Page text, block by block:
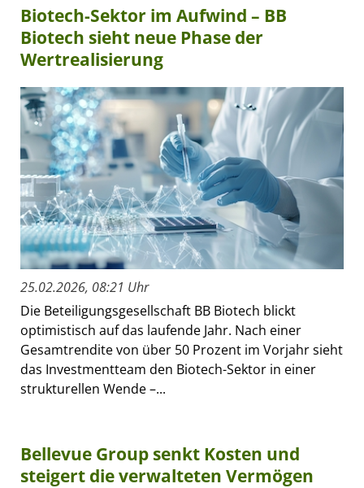
Biotech-Sektor im Aufwind – BB
Biotech sieht neue Phase der
Wertrealisierung
25.02.2026, 08:21 Uhr
Die Beteiligungsgesellschaft BB Biotech blickt
optimistisch auf das laufende Jahr. Nach einer
Gesamtrendite von über 50 Prozent im Vorjahr sieht
das Investmentteam den Biotech-Sektor in einer
strukturellen Wende –...
Bellevue Group senkt Kosten und
steigert die verwalteten Vermögen